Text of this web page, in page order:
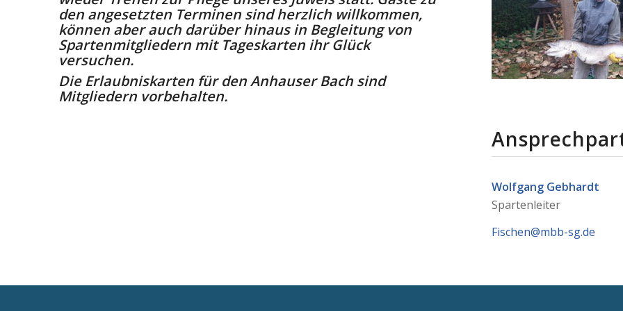
den angesetzten Terminen sind herzlich willkommen,
können aber auch darüber hinaus in Begleitung von
Spartenmitgliedern mit Tageskarten ihr Glück
versuchen.
Die Erlaubniskarten für den Anhauser Bach sind
Mitgliedern vorbehalten.
Wolfgang Gebhardt
Spartenleiter
Fischen@mbb-sg.de